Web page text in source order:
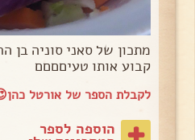
מתכון של סאני סוניה בן
קבוע אותו טעיםםםם
לקבלת הספר של אורטל
הוספה לספר